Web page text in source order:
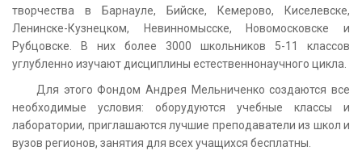
творчества в Барнауле, Бийске, Кемерово, Киселевске,
Ленинске-Кузнецком, Невинномысске, Новомосковске и
Рубцовске. В них более 3000 школьников 5-11 классов
углубленно изучают дисциплины естественнонаучного цикла.
Для этого Фондом Андрея Мельниченко создаются все
необходимые условия: оборудуются учебные классы и
лаборатории, приглашаются лучшие преподаватели из школ и
вузов регионов, занятия для всех учащихся бесплатны.